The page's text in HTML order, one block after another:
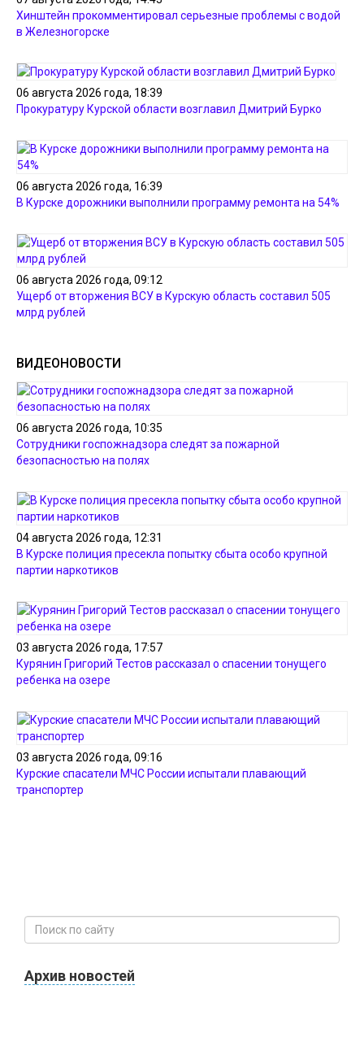
Хинштейн прокомментировал серьезные проблемы с водой
в Железногорске
06 августа 2026 года, 18:39
Прокуратуру Курской области возглавил Дмитрий Бурко
06 августа 2026 года, 16:39
В Курске дорожники выполнили программу ремонта на 54%
06 августа 2026 года, 09:12
Ущерб от вторжения ВСУ в Курскую область составил 505
млрд рублей
ВИДЕОНОВОСТИ
06 августа 2026 года, 10:35
Сотрудники госпожнадзора следят за пожарной
безопасностью на полях
04 августа 2026 года, 12:31
В Курске полиция пресекла попытку сбыта особо крупной
партии наркотиков
03 августа 2026 года, 17:57
Курянин Григорий Тестов рассказал о спасении тонущего
ребенка на озере
03 августа 2026 года, 09:16
Курские спасатели МЧС России испытали плавающий
транспортер
Архив новостей